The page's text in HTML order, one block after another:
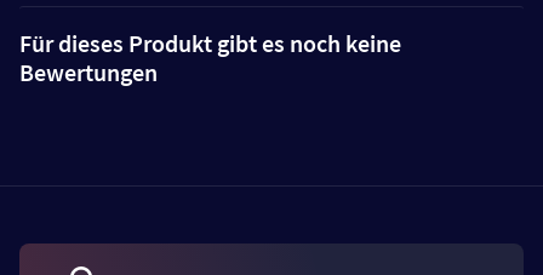
Für dieses Produkt gibt es noch keine
Bewertungen